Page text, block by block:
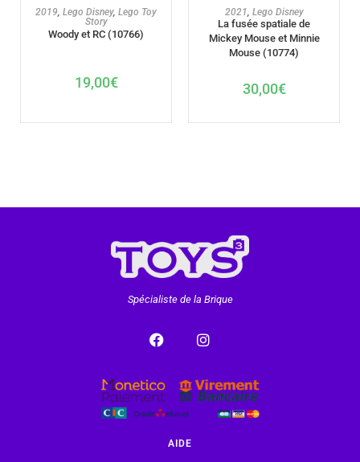
AJOUTER AU PANIER
2019 Lego Disney, Lego Toy
Story
Woody et RC (10766)
19,00€
AJOUTER AU PANIER
2021 Lego Disney
La fusée spatiale de
Mickey Mouse et Minnie
Mouse (10774)
30,00€
Spécialiste de la Brique
AIDE